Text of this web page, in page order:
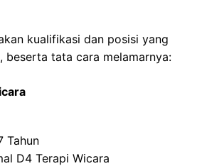
kualifikasi dan posisi yang
beserta tata cara melamarnya:
Tahun
D4 Terapi Wicara